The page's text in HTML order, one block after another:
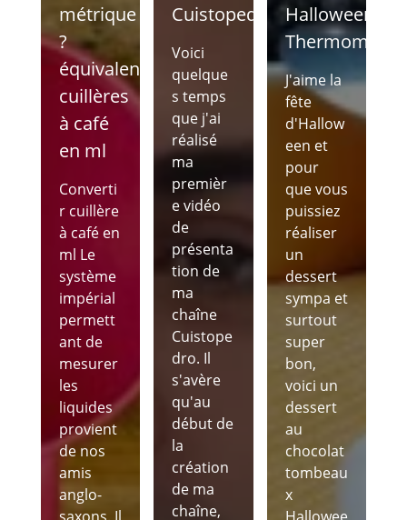
métrique
?
équivalence
cuillères
à café
en ml
Converti
r cuillère
à café en
ml Le
système
impérial
permett
ant de
mesurer
les
liquides
provient
de nos
amis
anglo-
saxons. Il
Cuistopedro
Voici
quelque
s temps
que j'ai
réalisé
ma
premièr
e vidéo
de
présenta
tion de
ma
chaîne
Cuistope
dro. Il
s'avère
qu'au
début de
la
création
de ma
chaîne,
Halloween
Thermomix
J'aime la
fête
d'Hallow
een et
pour
que vous
puissiez
réaliser
un
dessert
sympa et
surtout
super
bon,
voici un
dessert
au
chocolat
tombeau
x
Hallowee